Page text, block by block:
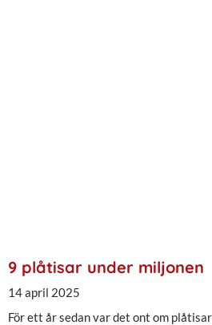
9 plåtisar under miljonen
14 april 2025
För ett år sedan var det ont om